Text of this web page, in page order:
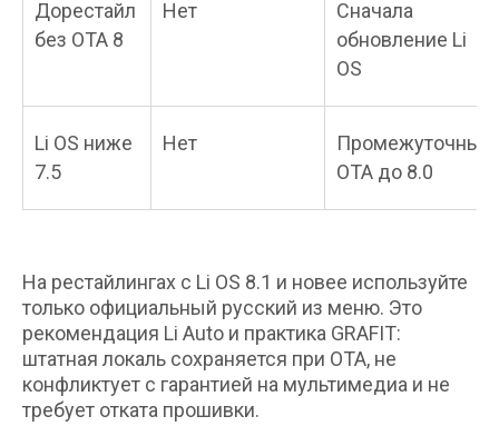
Дорестайл
без OTA 8
Нет
Сначала
обновление Li
OS
Li OS ниже
7.5
Нет
Промежуточные
OTA до 8.0
На рестайлингах с Li OS 8.1 и новее используйте
только официальный русский из меню. Это
рекомендация Li Auto и практика GRAFIT:
штатная локаль сохраняется при OTA, не
конфликтует с гарантией на мультимедиа и не
требует отката прошивки.